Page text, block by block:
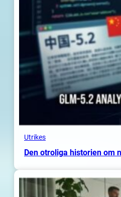
Utrikes
Den otroliga historien om